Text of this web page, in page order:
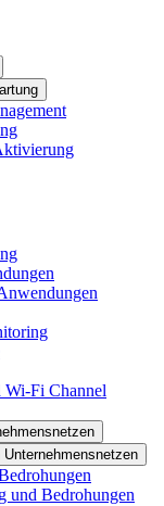
Wi-Fi Channel
und Bedrohungen